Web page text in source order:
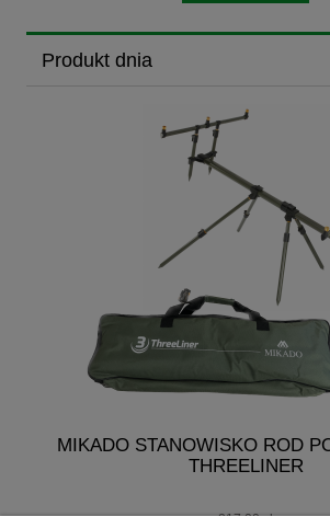
Produkt dnia
MIKADO STANOWISKO ROD
THREELINER